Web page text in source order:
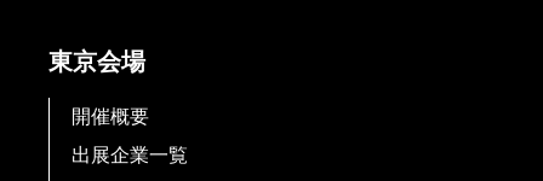
東京会場
開催概要
出展企業一覧